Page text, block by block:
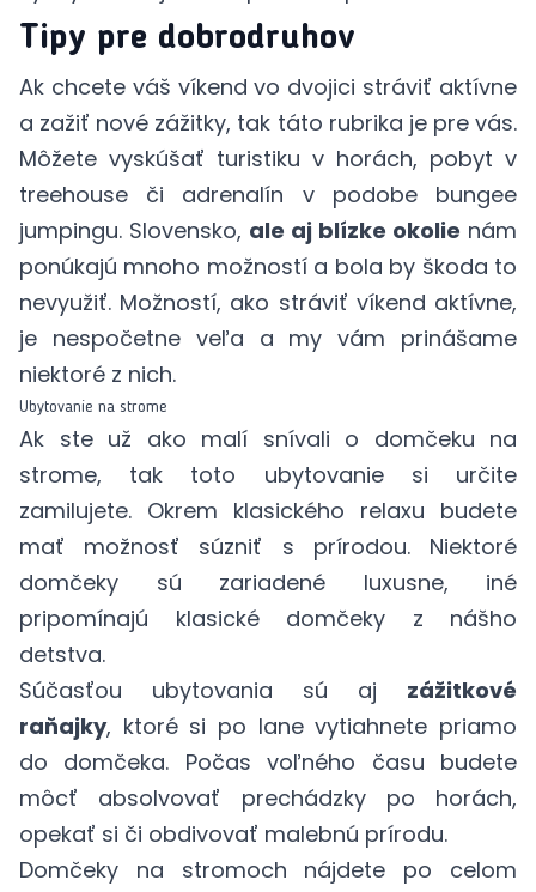
Tipy pre dobrodruhov
Ak chcete váš víkend vo dvojici stráviť aktívne
a zažiť nové zážitky, tak táto rubrika je pre vás.
Môžete vyskúšať turistiku v horách, pobyt v
treehouse či adrenalín v podobe bungee
jumpingu. Slovensko, ale aj blízke okolie nám
ponúkajú mnoho možností a bola by škoda to
nevyužiť. Možností, ako stráviť víkend aktívne,
je nespočetne veľa a my vám prinášame
niektoré z nich.
Ubytovanie na strome
Ak ste už ako malí snívali o domčeku na
strome, tak toto ubytovanie si určite
zamilujete. Okrem klasického relaxu budete
mať možnosť súzniť s prírodou. Niektoré
domčeky sú zariadené luxusne, iné
pripomínajú klasické domčeky z nášho
detstva.
Súčasťou ubytovania sú aj zážitkové
raňajky, ktoré si po lane vytiahnete priamo
do domčeka. Počas voľného času budete
môcť absolvovať prechádzky po horách,
opekať si či obdivovať malebnú prírodu.
Domčeky na stromoch nájdete po celom